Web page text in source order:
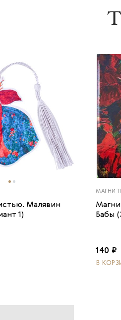
Малявин
1)
Бабы
140 ₽
В